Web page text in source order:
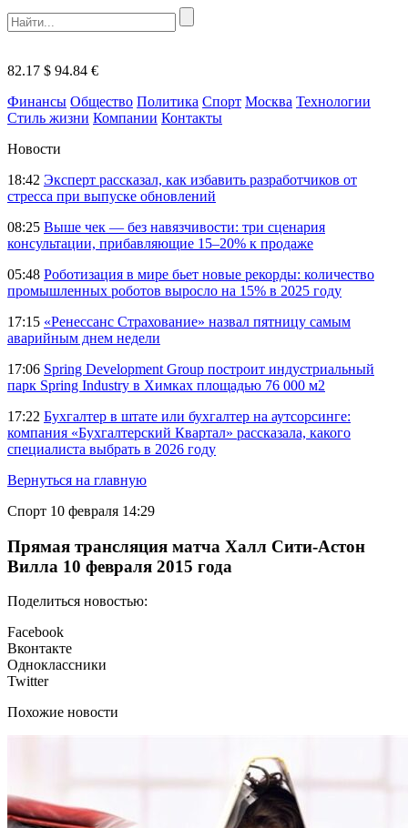
82.17 $ 94.84 €
Финансы Общество Политика Спорт Москва Технологии
Стиль жизни Компании Контакты
Новости
18:42 Эксперт рассказал, как избавить разработчиков от
стресса при выпуске обновлений
08:25 Выше чек — без навязчивости: три сценария
консультации, прибавляющие 15–20% к продаже
05:48 Роботизация в мире бьет новые рекорды: количество
промышленных роботов выросло на 15% в 2025 году
17:15 «Ренессанс Страхование» назвал пятницу самым
аварийным днем недели
17:06 Spring Development Group построит индустриальный
парк Spring Industry в Химках площадью 76 000 м2
17:22 Бухгалтер в штате или бухгалтер на аутсорсинге:
компания «Бухгалтерский Квартал» рассказала, какого
специалиста выбрать в 2026 году
Вернуться на главную
Спорт 10 февраля 14:29
Прямая трансляция матча Халл Сити-Астон
Вилла 10 февраля 2015 года
Поделиться новостью:
Facebook
Вконтакте
Одноклассники
Twitter
Похожие новости